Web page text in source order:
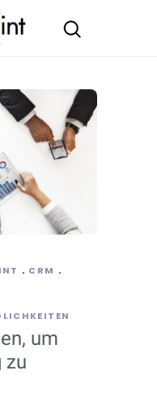
CRM
um
zu